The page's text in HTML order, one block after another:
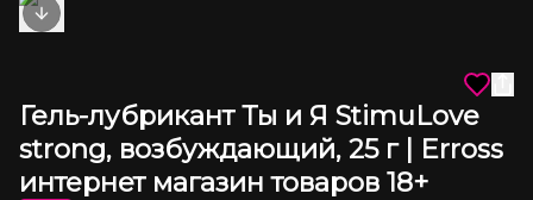
Next slide
Гель-лубрикант Ты и Я StimuLove
strong, возбуждающий, 25 г | Erross
интернет магазин товаров 18+